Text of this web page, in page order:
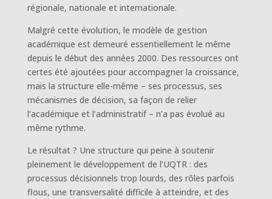
régionale, nationale et internationale.
Malgré cette évolution, le modèle de gestion
académique est demeuré essentiellement le même
depuis le début des années 2000. Des ressources ont
certes été ajoutées pour accompagner la croissance,
mais la structure elle-même – ses processus, ses
mécanismes de décision, sa façon de relier
l’académique et l’administratif – n’a pas évolué au
même rythme.
Le résultat ? Une structure qui peine à soutenir
pleinement le développement de l’UQTR : des
processus décisionnels trop lourds, des rôles parfois
flous, une transversalité difficile à atteindre, et des